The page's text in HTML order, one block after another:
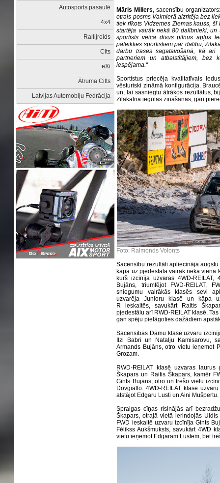
Autosports pasaulē
4x4
Rallijreids
Cits
eXi
Ātruma Cilts
Latvijas Automobiļu Fedrācija
Māris Millers, sacensību
otrais posms Valmierā aizritēja bez
tiek rīkots Vidzemes Ziemas kauss,
startēja vairāk nekā 80 dalībnieki,
sportists veica divus pilnus apļus
pateikties sportistiem par dalību,
darbu trases sagatavošanā, kā arī
partneriem un atbalstītājiem, bez
iespējama.''
Sportistus priecēja kvalitatīvais
vēsturiski zināmā konfigurācija.
un, lai sasniegtu ātrākos rezultātus,
Zilākalnā iegūtās zināšanas, gan
Foto: Raimonds Volonts
Sacensību rezultāti apliecināja
kāpa uz pjedestāla vairāk nekā vienā
kurš izcīnīja uzvaras 4WD-
Bujāns, triumfējot FWD-REILAT,
sniegumu vairākās klasēs sevi
uzvarēja Junioru klasē un kāpa
R ieskaitēs, savukārt Raitis
pjedestālu arī RWD-REILAT klasē.
gan spēju pielāgoties dažādiem
Sacensībās Dāmu klasē uzvaru
Ilzi Babri un Natalju Kamisarovu,
Armands Bujāns, otro vietu ieņemot
Grozam.
RWD-REILAT klasē uzvaras
Škapars un Raitis Škapars, kamēr
Gints Bujāns, otro un trešo vietu
Dovgiallo. 4WD-REILAT klasē
atstājot Edgaru Lusti un Aini Mušpertu.
Spraigas cīņas risinājās arī
Škapars, otrajā vietā ierindojās
FWD ieskaitē uzvaru izcīnīja Gints
Fēlikss Aukšmuksts, savukārt 4WD
vietu ieņemot Edgaram Lustem, bet